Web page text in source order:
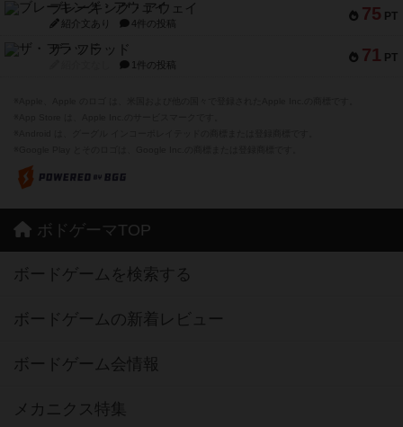
75 PT
ブレーキング・アウェイ
紹介文あり 4件の投稿
71 PT
ザ・フラッド
1件の投稿
ボドゲーマTOP
ボードゲームを検索する
ボードゲームの新着レビュー
ボードゲーム会情報
メカニクス特集